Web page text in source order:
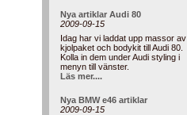
Nya artiklar Audi 80
2009-09-15
Idag har vi laddat upp massor av
kjolpaket och bodykit till Audi 80.
Kolla in dem under Audi styling i
menyn till vänster.
Läs mer....
Nya BMW e46 artiklar
2009-09-15